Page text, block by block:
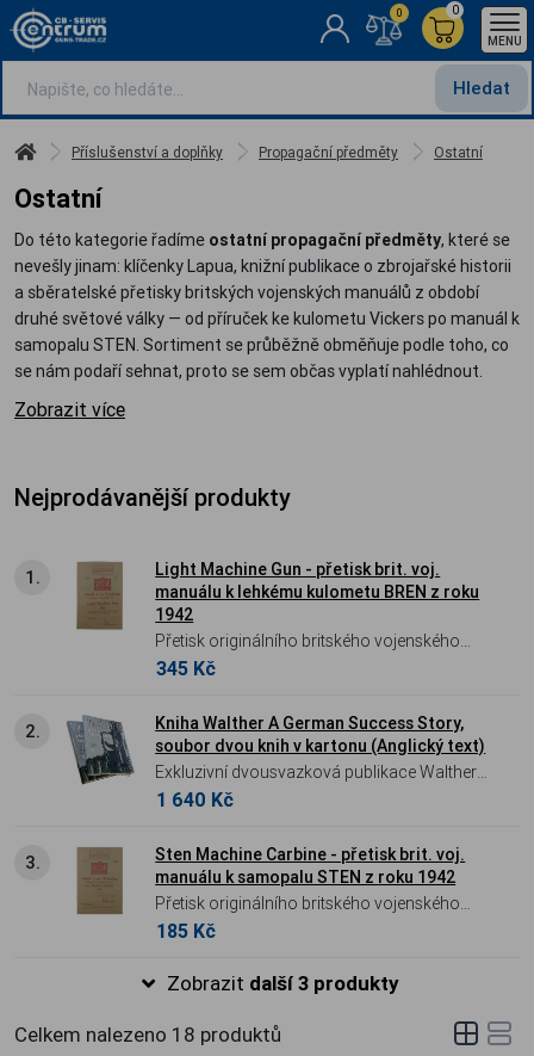
Hledat
0
0
MENU
Příslušenství a doplňky Propagační předměty Ostatní
Ostatní
Do této kategorie řadíme ostatní propagační předměty, které se
nevešly jinam: klíčenky Lapua, knižní publikace o zbrojařské historii
a sběratelské přetisky britských vojenských manuálů z období
druhé světové války — od příruček ke kulometu Vickers po manuál k
samopalu STEN. Sortiment se průběžně obměňuje podle toho, co
se nám podaří sehnat, proto se sem občas vyplatí nahlédnout.
Zobrazit více
Nejprodávanější produkty
1.
Light Machine Gun - přetisk brit. voj.
manuálu k lehkému kulometu BREN z roku
1942
Přetisk originálního britského vojenského
manuálu z roku 1942, který detailně popisuje
legendárního lehkého kulometu BREN.
345 Kč
2.
Kniha Walther A German Success Story,
soubor dvou knih v kartonu (Anglický text)
Exkluzivní dvousvazková publikace Walther -
A German Success Story (v angličtině).
obsahuje 808 stran detailní historie,
historických i moderních modelů vytištěných
na kvalitním křídovém papíře.
1 640 Kč
3.
Sten Machine Carbine - přetisk brit. voj.
manuálu k samopalu STEN z roku 1942
Přetisk originálního britského vojenského
manuálu z roku 1942 pro obsluhu samopalů
návodu na montáž taktické svítilny.
185 Kč
Zobrazit další 3 produkty
Celkem nalezeno 18 produktů